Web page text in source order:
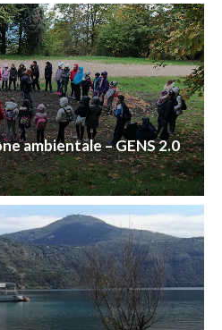
ambientale – GENS 2.0